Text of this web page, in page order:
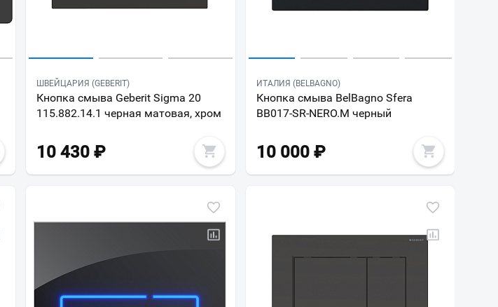
ШВЕЙЦАРИЯ (GEBERIT)
Кнопка смыва Geberit Sigma 20
115.882.14.1 черная матовая, хром
10 430 ₽
ИТАЛИЯ (BELBAGNO)
Кнопка смыва BelBagno Sfera
BB017-SR-NERO.M черный
10 000 ₽